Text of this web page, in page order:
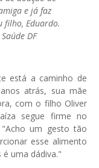
e já faz
filho, Eduardo.
DF
está a caminho de
atrás, sua mãe
com o filho Oliver
segue firme no
um gesto tão
esse alimento
uma dádiva."